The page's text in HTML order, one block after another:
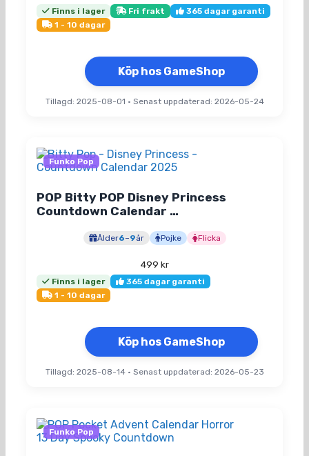
Finns i lager Fri frakt
365 dagar garanti
1 - 10 dagar
Köp hos GameShop
Tillagd: 2025-08-01 • Senast uppdaterad: 2026-05-24
Funko Pop
POP Bitty POP Disney Princess
Countdown Calendar …
Ålder6–9år Pojke Flicka
499 kr
Finns i lager
365 dagar garanti
1 - 10 dagar
Köp hos GameShop
Tillagd: 2025-08-14• Senast uppdaterad: 2026-05-23
Funko Pop